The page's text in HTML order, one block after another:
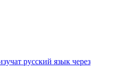
русский язык через